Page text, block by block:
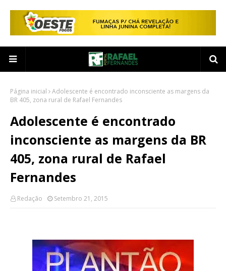
Página inicial
Adolescente é encontrado inconsciente as margens da
BR 405, zona rural de Rafael Fernandes
Adolescente é encontrado
inconsciente as margens da BR
405, zona rural de Rafael
Fernandes
Redação Setembro 21, 2015